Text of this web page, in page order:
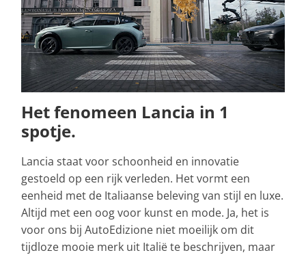
Het fenomeen Lancia in 1
spotje.
Lancia staat voor schoonheid en innovatie
gestoeld op een rijk verleden. Het vormt een
eenheid met de Italiaanse beleving van stijl en luxe.
Altijd met een oog voor kunst en mode. Ja, het is
voor ons bij AutoEdizione niet moeilijk om dit
tijdloze mooie merk uit Italië te beschrijven, maar